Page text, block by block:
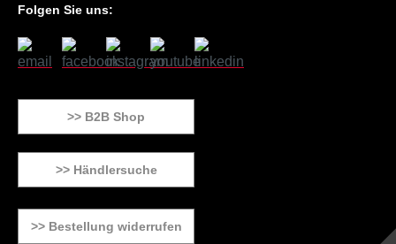
Folgen Sie uns:
>> B2B Shop
>> Händlersuche
>> Bestellung widerrufen